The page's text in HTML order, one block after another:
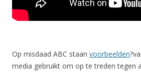
Op misdaad ABC staan voorbeelden
media gebruikt om op te treden tegen